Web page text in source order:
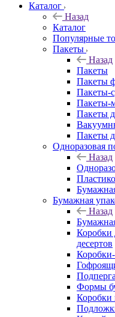
Каталог
Назад
Каталог
Популярные
Пакеты
Назад
Пакеты
Пакеты
Пакеты-
Пакеты-
Пакеты
Пакеты
Одноразовая
Назад
Бумажная
Назад
Коробки
десертов
Формы
Коробки